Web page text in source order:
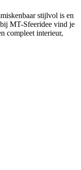
stijlvol is en
MT-Sfeeridee vind je
compleet interieur,